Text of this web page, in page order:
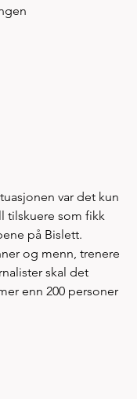
var det kun
tilskuere som fikk
på Bislett.
og menn, trenere
skal det
enn 200 personer